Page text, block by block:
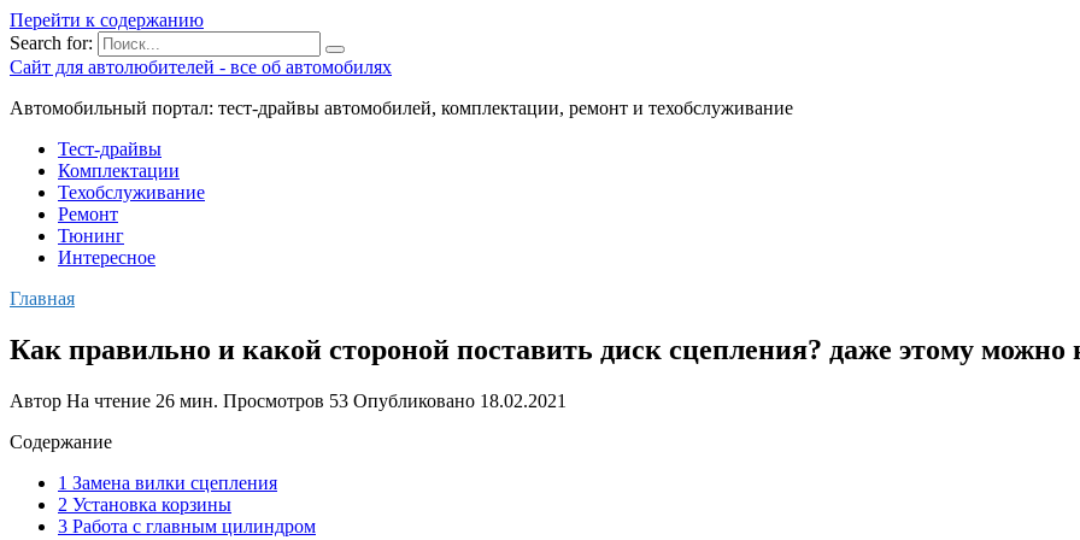
Перейти к содержанию
Search for:
Сайт для автолюбителей - все об автомобилях
Автомобильный портал: тест-драйвы автомобилей, комплектации, ремонт и техобслуживание
Тест-драйвы
Комплектации
Техобслуживание
Ремонт
Тюнинг
Интересное
Главная
Как правильно и какой стороной поставить диск сцепления? даже этому можно
Автор На чтение 26 мин. Просмотров 53 Опубликовано 18.02.2021
Содержание
1 Замена вилки сцепления
2 Установка корзины
3 Работа с главным цилиндром